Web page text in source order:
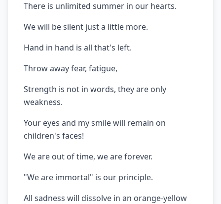
There is unlimited summer in our hearts.
We will be silent just a little more.
Hand in hand is all that's left.
Throw away fear, fatigue,
Strength is not in words, they are only
weakness.
Your eyes and my smile will remain on
children's faces!
We are out of time, we are forever.
"We are immortal" is our principle.
All sadness will dissolve in an orange-yellow